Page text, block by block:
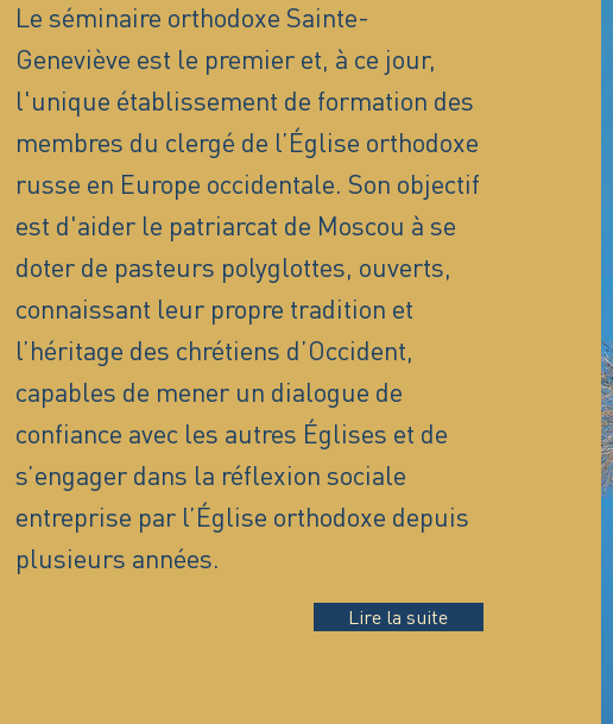
Le séminaire orthodoxe Sainte-
Geneviève est le premier et, à ce jour,
l'unique établissement de formation des
membres du clergé de l’Église orthodoxe
russe en Europe occidentale. Son objectif
est d'aider le patriarcat de Moscou à se
doter de pasteurs polyglottes, ouverts,
connaissant leur propre tradition et
l’héritage des chrétiens d’Occident,
capables de mener un dialogue de
confiance avec les autres Églises et de
s’engager dans la réflexion sociale
entreprise par l’Église orthodoxe depuis
plusieurs années.
Lire la suite